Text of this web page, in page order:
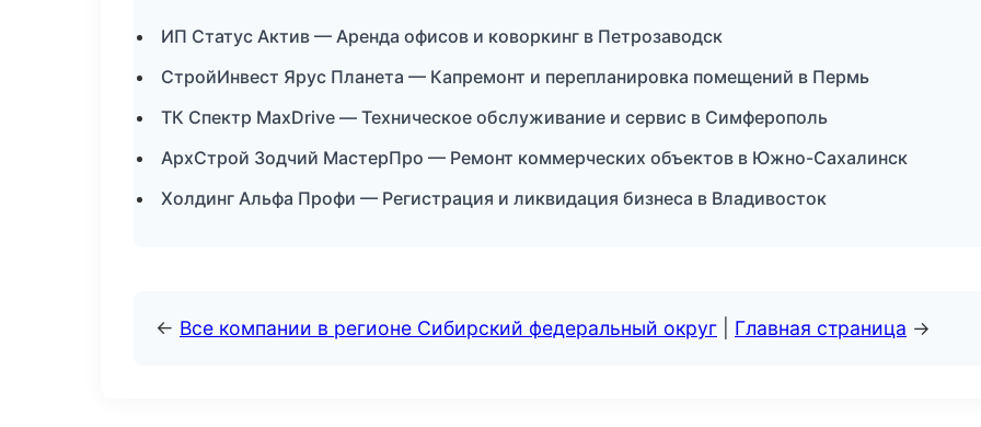
ИП Статус Актив — Аренда офисов и коворкинг в Петрозаводск
СтройИнвест Ярус Планета — Капремонт и перепланировка помещений в Пермь
ТК Спектр MaxDrive — Техническое обслуживание и сервис в Симферополь
АрхСтрой Зодчий МастерПро — Ремонт коммерческих объектов в Южно-Сахалинск
Холдинг Альфа Профи — Регистрация и ликвидация бизнеса в Владивосток
← Все компании в регионе Сибирский федеральный округ Главная страница →